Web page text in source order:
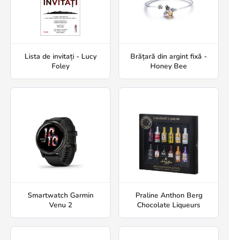
Lista de invitați - Lucy
Foley
Brățară din argint fixă -
Honey Bee
Smartwatch Garmin
Venu 2
Praline Anthon Berg
Chocolate Liqueurs